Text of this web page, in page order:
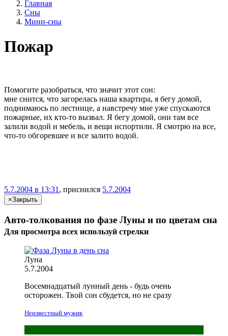
Главная
Сны
Мини-сны
Пожар
Помогите разобраться, что значит этот сон:
мне снится, что загорелась наша квартира, я бегу домой,
поднимаюсь по лестнице, а навстречу мне уже спускаются
пожарные, их кто-то вызвал. Я бегу домой, они там все
залили водой и мебель, и вещи испортили. Я смотрю на все,
что-то обгоревшее и все залито водой.
5.7.2004 в 13:31 , приснился 5.7.2004
×Закрыть
Авто-толкования по фазе Луны и по цветам сна
Для просмотра всех используй стрелки
Луна
5.7.2004
Восемнадцатый лунный день - будь очень
осторожен. Твой сон сбудется, но не сразу
Неизвестный мужик